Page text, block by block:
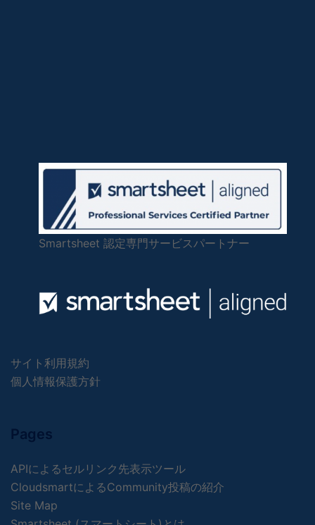
Smartsheet 認定専門サービスパートナー
サイト利用規約
個人情報保護方針
Pages
APIによるセルリンク先表示ツール
CloudsmartによるCommunity投稿の紹介
Site Map